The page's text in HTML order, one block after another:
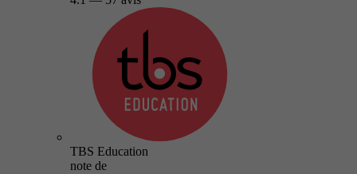
TBS Education
note de